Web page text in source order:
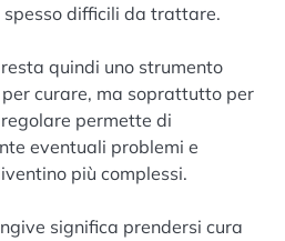
difficili da trattare.
quindi uno strumento
curare, ma soprattutto per
permette di
eventuali problemi e
più complessi.
significa prendersi cura